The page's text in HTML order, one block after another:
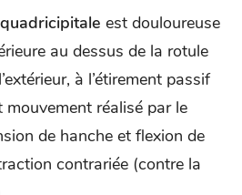
est douloureuse
au dessus de la rotule
à l’étirement passif
réalisé par le
de hanche et flexion de
contrariée (contre la